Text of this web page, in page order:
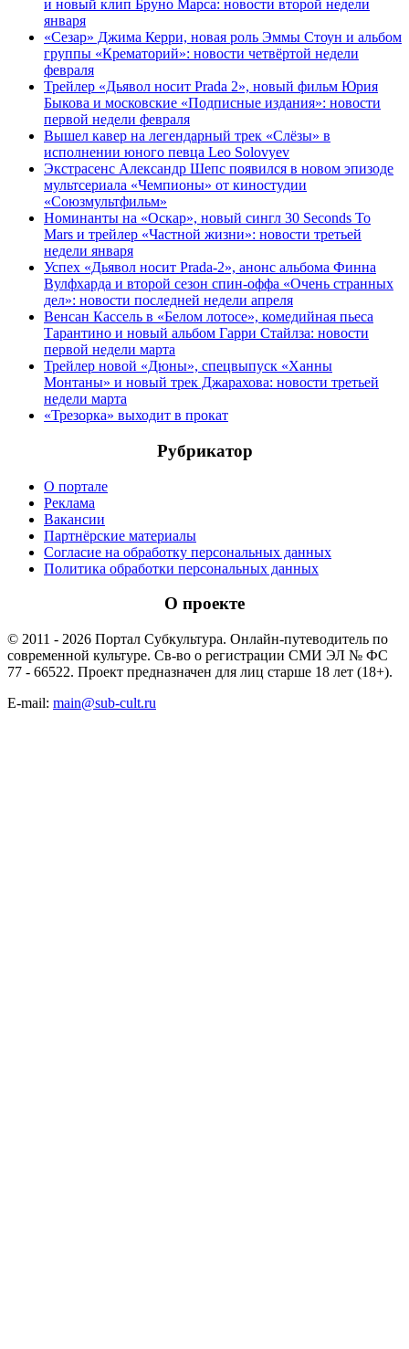
и новый клип Бруно Марса: новости второй недели
января
«Сезар» Джима Керри, новая роль Эммы Стоун и альбом
группы «Крематорий»: новости четвёртой недели
февраля
Трейлер «Дьявол носит Prada 2», новый фильм Юрия
Быкова и московские «Подписные издания»: новости
первой недели февраля
Вышел кавер на легендарный трек «Слёзы» в
исполнении юного певца Leo Solovyev
Экстрасенс Александр Шепс появился в новом эпизоде
мультсериала «Чемпионы» от киностудии
«Союзмультфильм»
Номинанты на «Оскар», новый сингл 30 Seconds To
Mars и трейлер «Частной жизни»: новости третьей
недели января
Успех «Дьявол носит Prada-2», анонс альбома Финна
Вулфхарда и второй сезон спин-оффа «Очень странных
дел»: новости последней недели апреля
Венсан Кассель в «Белом лотосе», комедийная пьеса
Тарантино и новый альбом Гарри Стайлза: новости
первой недели марта
Трейлер новой «Дюны», спецвыпуск «Ханны
Монтаны» и новый трек Джарахова: новости третьей
недели марта
«Трезорка» выходит в прокат
Рубрикатор
О портале
Реклама
Вакансии
Партнёрские материалы
Согласие на обработку персональных данных
Политика обработки персональных данных
О проекте
© 2011 - 2026 Портал Субкультура. Онлайн-путеводитель по
современной культуре. Св-во о регистрации СМИ ЭЛ № ФС
77 - 66522. Проект предназначен для лиц старше 18 лет (18+).
E-mail: main@sub-cult.ru